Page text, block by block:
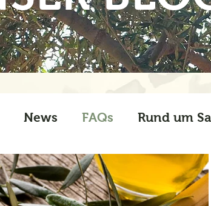
News FAQs Rund um